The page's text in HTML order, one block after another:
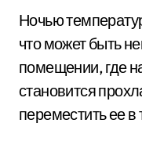
Ночью
что может быть
помещении, где
становится
переместить ее